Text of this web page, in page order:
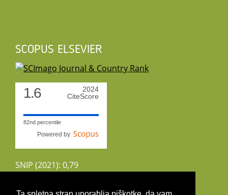
SCOPUS ELSEVIER
1.6
2024
CiteScore
82nd percentile
Powered by
SNIP (2021): 0,79